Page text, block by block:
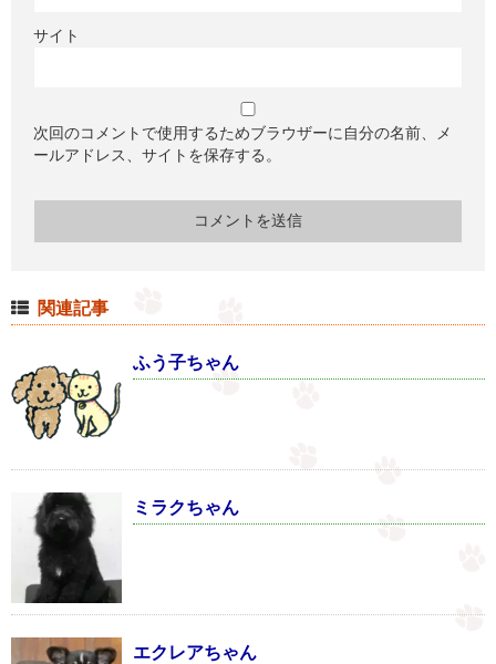
サイト
次回のコメントで使用するためブラウザーに自分の名前、メ
ールアドレス、サイトを保存する。
関連記事
ふう子ちゃん
ミラクちゃん
エクレアちゃん